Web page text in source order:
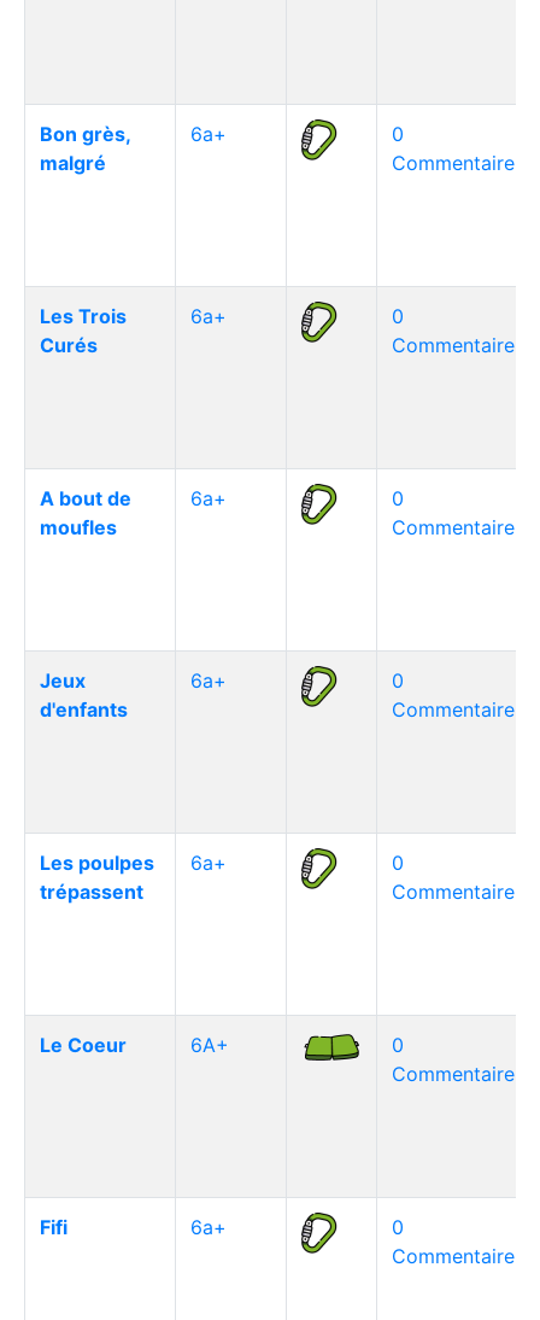
Bon grès,
malgré
6a+
0
Commentaire(s)
Les Trois
Curés
6a+
0
Commentaire(s)
A bout de
moufles
6a+
0
Commentaire(s)
Jeux
d'enfants
6a+
0
Commentaire(s)
Les poulpes
trépassent
6a+
0
Commentaire(s)
Le Coeur 6A+
0
Commentaire(s)
Fifi 6a+
0
Commentaire(s)